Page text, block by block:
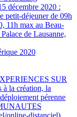
décembre 2020 :
petit-déjeuner de 09h
11h max au Beau-
de Lausanne,
2020
SUR
la création, la
pérenne
online-distanciel)